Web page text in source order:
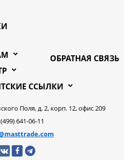
ОБРАТНАЯ СВЯЗЬ
ССЫЛКИ
Поля, д. 2, корп. 12, офис 209
641-06-11